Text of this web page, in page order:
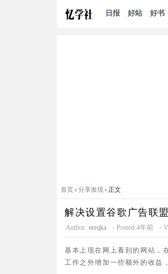
日报 好站 好书
首页 › 分享发现 › 正文
解决设置谷歌广告联
Author: errqka - Posted:4年前 -
基本上现在网上看到的网站，
工作之外增加一些额外的收益